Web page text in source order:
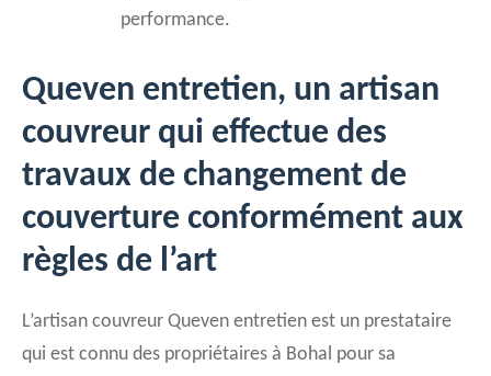
performance.
Queven entretien, un artisan
couvreur qui effectue des
travaux de changement de
couverture conformément aux
règles de l’art
L’artisan couvreur Queven entretien est un prestataire
qui est connu des propriétaires à Bohal pour sa